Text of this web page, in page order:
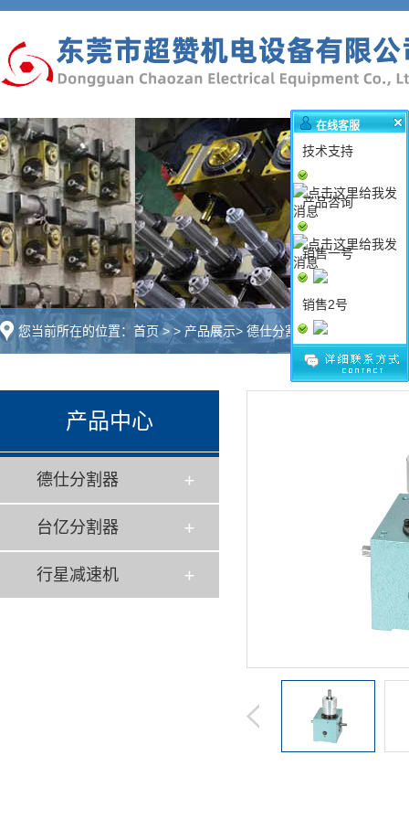
您当前所在的位置： 首页>> 产品展示> 德仕分割器 >DSU顶升合并
产品中心
德仕分割器
台亿分割器
行星减速机
在线客服
技术支持
产品咨询
销售一号
销售2号